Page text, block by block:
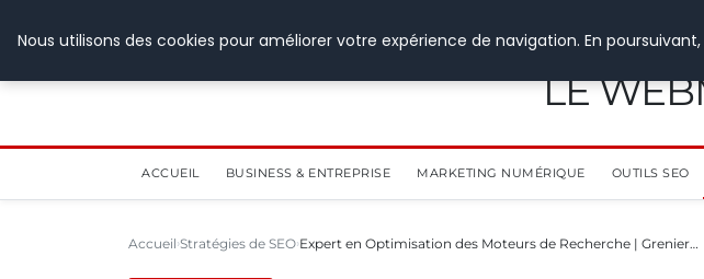
LE
ACCUEIL BUSINESS & ENTREPRISE MARKETING NUMÉRIQUE OUTILS SEO
Accueil Stratégies de SEO Expert en Optimisation des Moteurs de Recherche | Grenier…
Nous utilisons des cookies pour améliorer votre expérience de navigation. En